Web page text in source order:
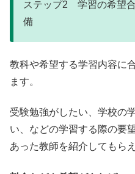
ステップ2 学習の希望
備
教科や希望する学習内容に
ます。
受験勉強がしたい、学校の
い、などの学習する際の要
あった教師を紹介してもら